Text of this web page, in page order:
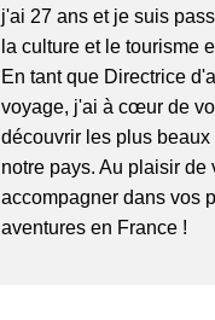
j'ai 27 ans et je suis
la culture et le tourisme
En tant que Directrice
voyage, j'ai à cœur de
découvrir les plus beaux
notre pays. Au plaisir de
accompagner dans vos
aventures en France !